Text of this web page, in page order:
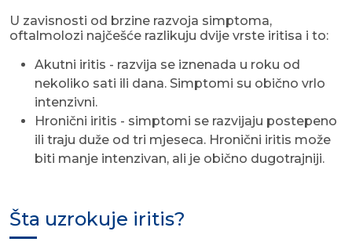
U zavisnosti od brzine razvoja simptoma,
oftalmolozi najčešće razlikuju dvije vrste iritisa i to:
Akutni iritis - razvija se iznenada u roku od
nekoliko sati ili dana. Simptomi su obično vrlo
intenzivni.
Hronični iritis - simptomi se razvijaju postepeno
ili traju duže od tri mjeseca. Hronični iritis može
biti manje intenzivan, ali je obično dugotrajniji.
Šta uzrokuje iritis?